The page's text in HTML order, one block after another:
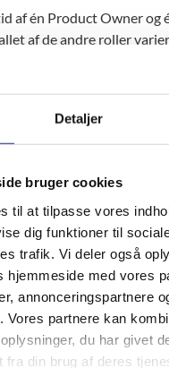
Detaljer
bruger cookies
til at tilpasse vores
dig funktioner til
trafik. Vi deler også
hjemmeside med vores
annonceringspartnere
Vores partnere kan
du har givet
fra din brug af deres
af én Product Owner og
af de andre roller
løser. Det enkelte
faglighed inden for et
forventes at anvende
at teamet kan levere
medansvar for at sikre en
til opgaveløsningen.
Det betyder også, at
nødvendig koordinering
til support, drift,